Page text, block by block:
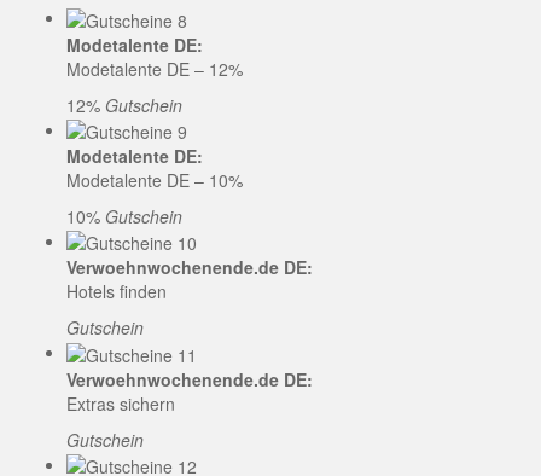
Modetalente DE:
Modetalente DE – 12%
12% Gutschein
Modetalente DE:
Modetalente DE – 10%
10% Gutschein
Verwoehnwochenende.de DE:
Hotels finden
Gutschein
Verwoehnwochenende.de DE:
Extras sichern
Gutschein